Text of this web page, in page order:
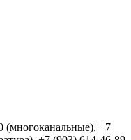
(многоканальные), +7